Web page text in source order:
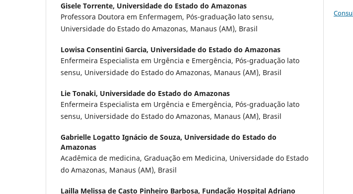
Gisele Torrente, Universidade do Estado do Amazonas
Professora Doutora em Enfermagem, Pós-graduação lato sensu,
Universidade do Estado do Amazonas, Manaus (AM), Brasil
Lowisa Consentini Garcia, Universidade do Estado do Amazonas
Enfermeira Especialista em Urgência e Emergência, Pós-graduação lato
sensu, Universidade do Estado do Amazonas, Manaus (AM), Brasil
Lie Tonaki, Universidade do Estado do Amazonas
Enfermeira Especialista em Urgência e Emergência, Pós-graduação lato
sensu, Universidade do Estado do Amazonas, Manaus (AM), Brasil
Gabrielle Logatto Ignácio de Souza, Universidade do Estado do
Amazonas
Acadêmica de medicina, Graduação em Medicina, Universidade do Estado
do Amazonas, Manaus (AM), Brasil
Lailla Melissa de Casto Pinheiro Barbosa, Fundação Hospital Adriano